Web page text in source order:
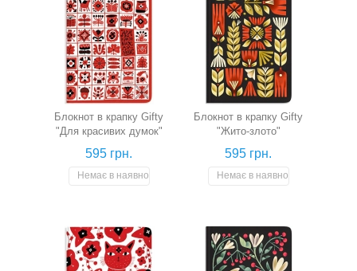
Блокнот в крапку Gifty
"Для красивих думок"
595 грн.
Немає в наявності
Блокнот в крапку Gifty
"Жито-злото"
595 грн.
Немає в наявності